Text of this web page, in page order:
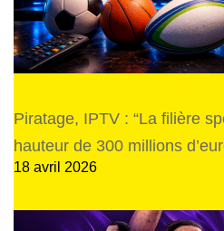
Piratage, IPTV : “La filière
hauteur de 300 millions
18 avril 2026